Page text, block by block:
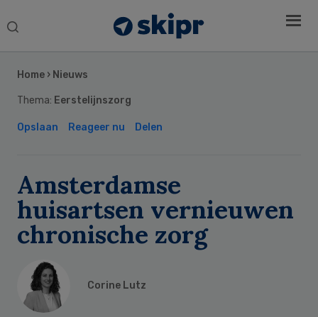
Search
Home › Nieuws
Thema: Eerstelijnszorg
Opslaan Reageer nu Delen
Amsterdamse
huisartsen vernieuwen
chronische zorg
Corine Lutz
Sidebar